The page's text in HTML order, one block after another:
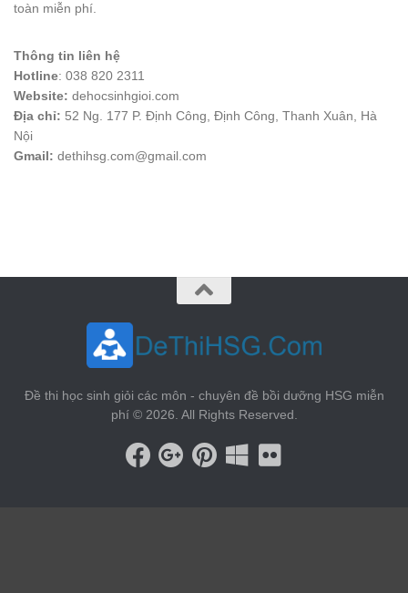
toàn miễn phí.
Thông tin liên hệ
Hotline: 038 820 2311
Website: dehocsinhgioi.com
Địa chỉ: 52 Ng. 177 P. Định Công, Định Công, Thanh Xuân, Hà
Nội
Gmail: dethihsg.com@gmail.com
Đề thi học sinh giỏi các môn - chuyên đề bồi dưỡng HSG miễn
phí © 2026. All Rights Reserved.